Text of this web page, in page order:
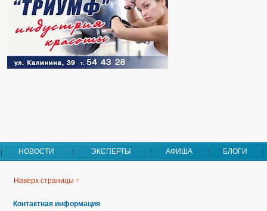
НОВОСТИ ЭКСПЕРТЫ АФИША БЛОГИ
Наверх страницы ↑
Контактная информация